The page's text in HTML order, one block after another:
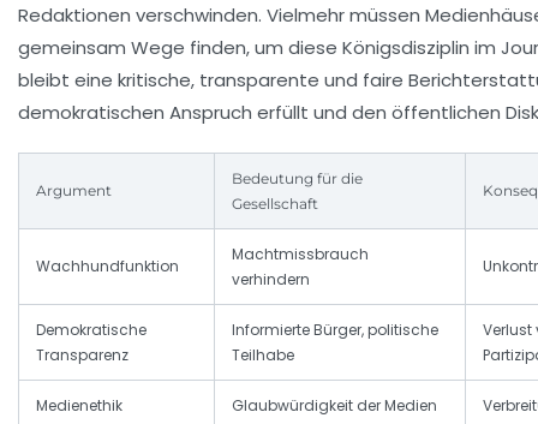
Redaktionen verschwinden. Vielmehr müssen
gemeinsam Wege finden, um diese Königsdisziplin im
bleibt eine kritische, transparente und faire
demokratischen Anspruch erfüllt und den öffentlichen
Argument
Bedeutung für die
Gesellschaft
Wachhundfunktion
Machtmissbrauch
verhindern
Demokratische
Transparenz
Informierte Bürger, politische
Teilhabe
Verlust
Medienethik Glaubwürdigkeit der Medien